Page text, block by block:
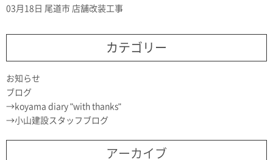
03月18日 尾道市 店舗改装工事
カテゴリー
お知らせ
ブログ
koyama diary "with thanks"
小山建設スタッフブログ
アーカイブ